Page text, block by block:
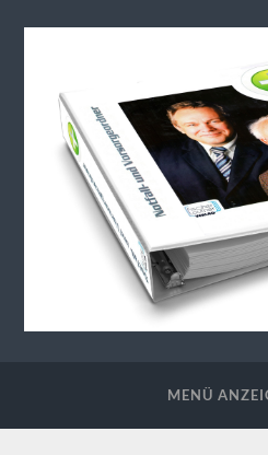
MENÜ